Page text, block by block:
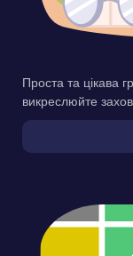
Проста та цікава
викреслюйте